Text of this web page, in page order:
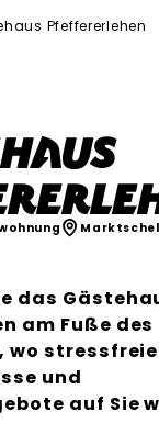
Pfeffererlehen
das
am Fuße des
wo
und
auf Sie